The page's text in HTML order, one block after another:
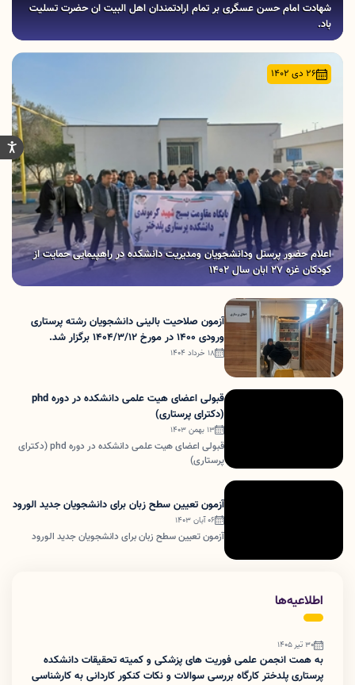
شهادت امام حسن عسگری بر تمام ارادتمندان اهل البیت ان حضرت تسلیت
باد.
26 دی 1402
اعلام حضور پرسنل ودانشجویان ومدیریت دانشکده در راهپیمایی حمایت از
کودکان غزه 27 ابان سال 1402
آزمون صلاحیت بالینی دانشجویان رشته پرستاری
ورودی 1400 در مورخ 1404/3/12 برگزار شد.
18 خرداد 1404
قبولی اعضای هیت علمی دانشکده در دوره phd
(دکترای پرستاری)
13 بهمن 1403
قبولی اعضای هیت علمی دانشکده در دوره phd (دکترای
پرستاری)
آزمون تعیین سطح زبان برای دانشجویان جدید الورود
06 آبان 1403
آزمون تعیین سطح زبان برای دانشجویان جدید الورود
اطلاعیه‌ها
30 تیر 1405
به همت انجمن علمی فوریت های پزشکی و کمیته تحقیقات دانشکده
پرستاری پلدختر کارگاه بررسی سوالات و نکات کنکور کاردانی به کارشناسی